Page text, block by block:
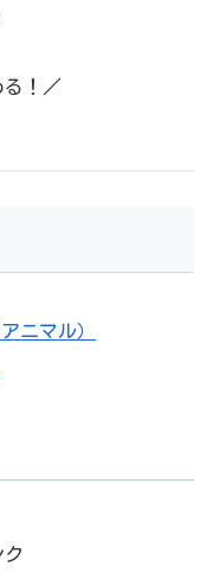
る！／
ニマル）